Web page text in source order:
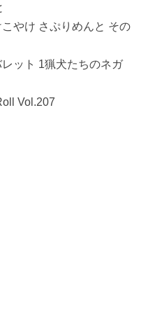
やけ さぷりめんと その
ット 1猟犬たちのネガ
Vol.207